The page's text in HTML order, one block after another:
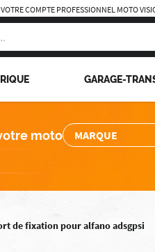
COMPTE PROFESSIONNEL MOTO
GARAGE-
moto
de fixation pour alfano adsgpsi